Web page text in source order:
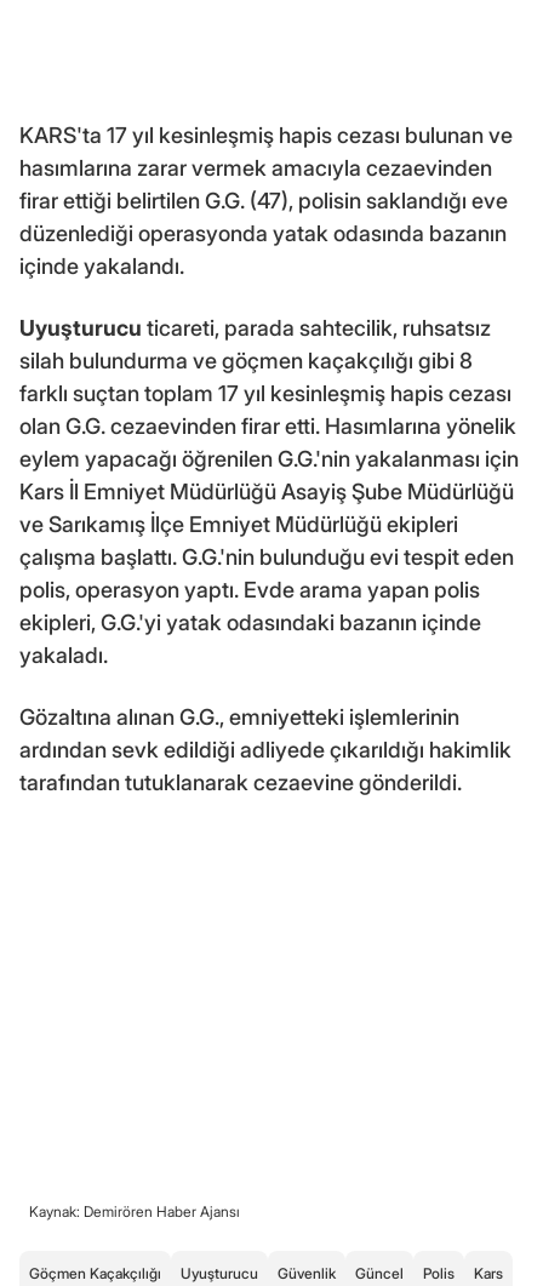
KARS'ta 17 yıl kesinleşmiş hapis cezası bulunan ve
hasımlarına zarar vermek amacıyla cezaevinden
firar ettiği belirtilen G.G. (47), polisin saklandığı eve
düzenlediği operasyonda yatak odasında bazanın
içinde yakalandı.
Uyuşturucu ticareti, parada sahtecilik, ruhsatsız
silah bulundurma ve göçmen kaçakçılığı gibi 8
farklı suçtan toplam 17 yıl kesinleşmiş hapis cezası
olan G.G. cezaevinden firar etti. Hasımlarına yönelik
eylem yapacağı öğrenilen G.G.'nin yakalanması için
Kars İl Emniyet Müdürlüğü Asayiş Şube Müdürlüğü
ve Sarıkamış İlçe Emniyet Müdürlüğü ekipleri
çalışma başlattı. G.G.'nin bulunduğu evi tespit eden
polis, operasyon yaptı. Evde arama yapan polis
ekipleri, G.G.'yi yatak odasındaki bazanın içinde
yakaladı.
Gözaltına alınan G.G., emniyetteki işlemlerinin
ardından sevk edildiği adliyede çıkarıldığı hakimlik
tarafından tutuklanarak cezaevine gönderildi.
Kaynak: Demirören Haber Ajansı
Göçmen Kaçakçılığı Uyuşturucu Güvenlik Güncel Polis Kars